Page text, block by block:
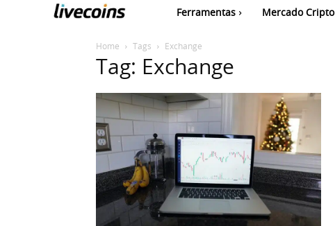
Ferramentas Mercado Cripto
Home Tags Exchange
Tag: Exchange